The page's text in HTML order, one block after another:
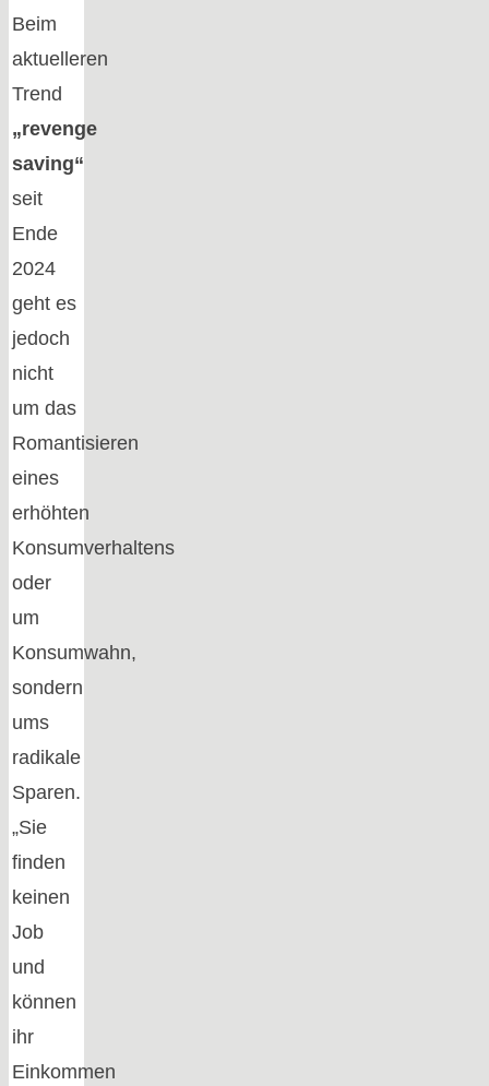
Beim
aktuelleren
Trend
„revenge
saving“
seit
Ende
2024
geht es
jedoch
nicht
um das
Romantisieren
eines
erhöhten
Konsumverhaltens
oder
um
Konsumwahn,
sondern
ums
radikale
Sparen.
„Sie
finden
keinen
Job
und
können
ihr
Einkommen